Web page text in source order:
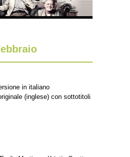
in italiano
(ing lese) con sottotitoli